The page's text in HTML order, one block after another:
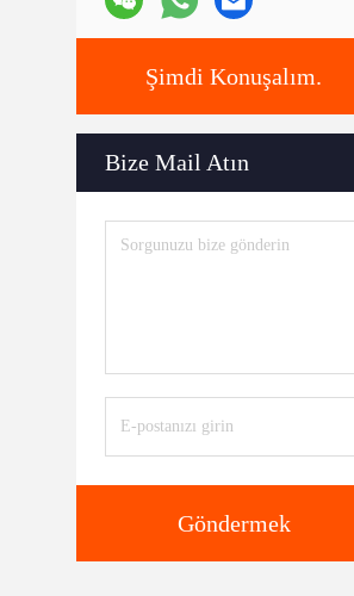
Şimdi Konuşalım.
Bize Mail Atın
Göndermek